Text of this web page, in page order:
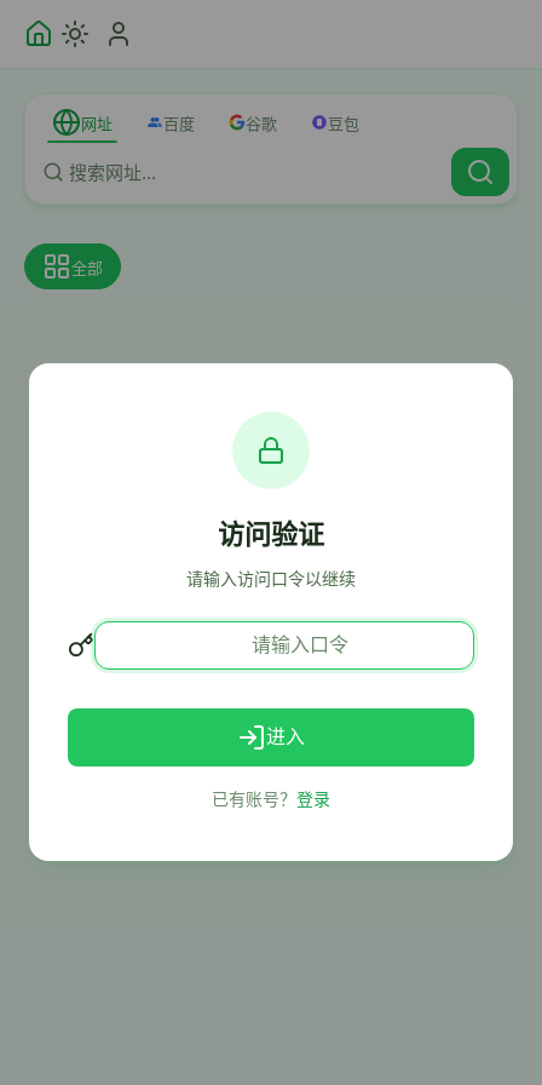
网址 百度 谷歌 豆包
全部
访问验证
请输入访问口令以继续
进入
已有账号？ 登录